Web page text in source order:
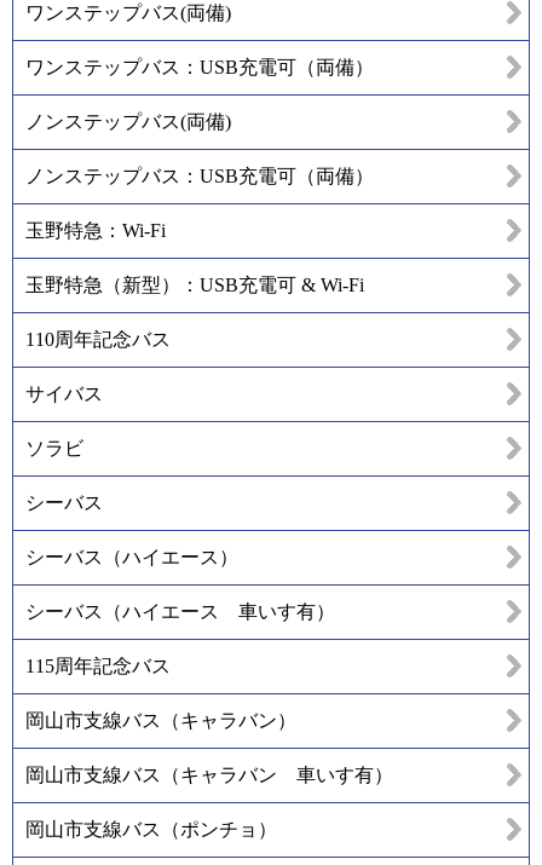
ワンステップバス(両備)
ワンステップバス：USB充電可（両備）
ノンステップバス(両備)
ノンステップバス：USB充電可（両備）
玉野特急：Wi-Fi
玉野特急（新型）：USB充電可 & Wi-Fi
110周年記念バス
サイバス
ソラビ
シーバス
シーバス（ハイエース）
シーバス（ハイエース 車いす有）
115周年記念バス
岡山市支線バス（キャラバン）
岡山市支線バス（キャラバン 車いす有）
岡山市支線バス（ポンチョ）